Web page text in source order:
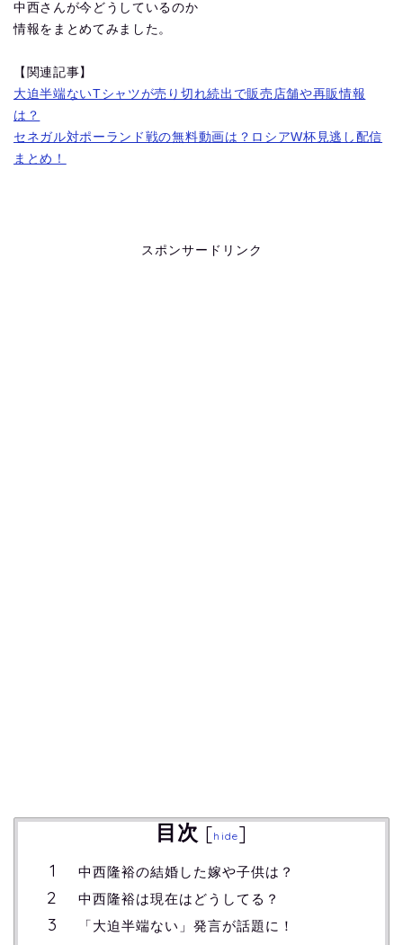
中西さんが今どうしているのか
情報をまとめてみました。
【関連記事】
大迫半端ないTシャツが売り切れ続出で販売店舗や再販情報
は？
セネガル対ポーランド戦の無料動画は？ロシアW杯見逃し配信
まとめ！
スポンサードリンク
目次 [hide]
中西隆裕の結婚した嫁や子供は？
中西隆裕は現在はどうしてる？
「大迫半端ない」発言が話題に！